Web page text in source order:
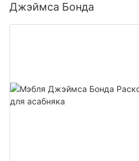
Джэймса Бонда